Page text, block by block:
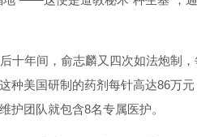
十年间，俞志麟又四次如法炮制
美国研制的药剂每针高达86万元
护团队就包含8名专属医护。